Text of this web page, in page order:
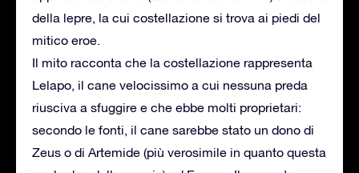
della lepre, la cui costellazione si trova ai piedi del
mitico eroe.
Il mito racconta che la costellazione rappresenta
Lelapo, il cane velocissimo a cui nessuna preda
riusciva a sfuggire e che ebbe molti proprietari:
secondo le fonti, il cane sarebbe stato un dono di
Zeus o di Artemide (più verosimile in quanto questa